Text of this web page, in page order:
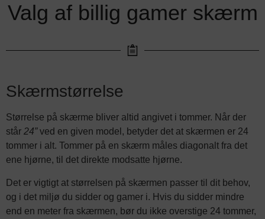
Valg af billig gamer skærm
Skærmstørrelse
Størrelse på skærme bliver altid angivet i tommer. Når der
står 24”ved en given model, betyder det at skærmen er 24
tommer i alt. Tommer på en skærm måles diagonalt fra det
ene hjørne, til det direkte modsatte hjørne.
Det er vigtigt at størrelsen på skærmen passer til dit behov,
og i det miljø du sidder og gamer i. Hvis du sidder mindre
end en meter fra skærmen, bør du ikke overstige 24 tommer,